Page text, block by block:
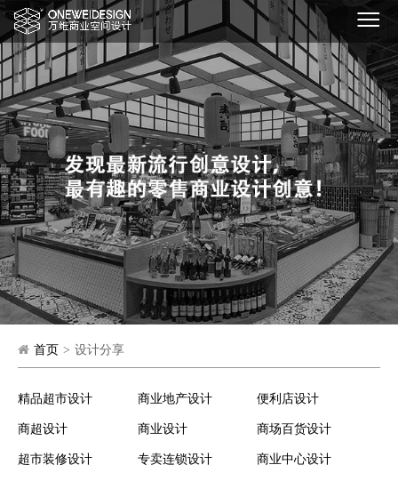
首页 > 设计分享
精品超市设计 商业地产设计 便利店设计
商超设计 商业设计 商场百货设计
超市装修设计 专卖连锁设计 商业中心设计